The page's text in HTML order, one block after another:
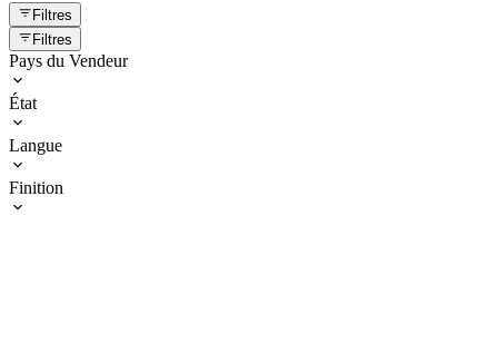
Filtres
Filtres
Pays du Vendeur
État
Langue
Finition